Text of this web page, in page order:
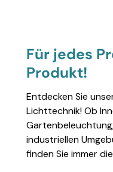
Für jedes
Produkt!
Entdecken Sie
Lichttechnik! Ob
industriellen
finden Sie immer